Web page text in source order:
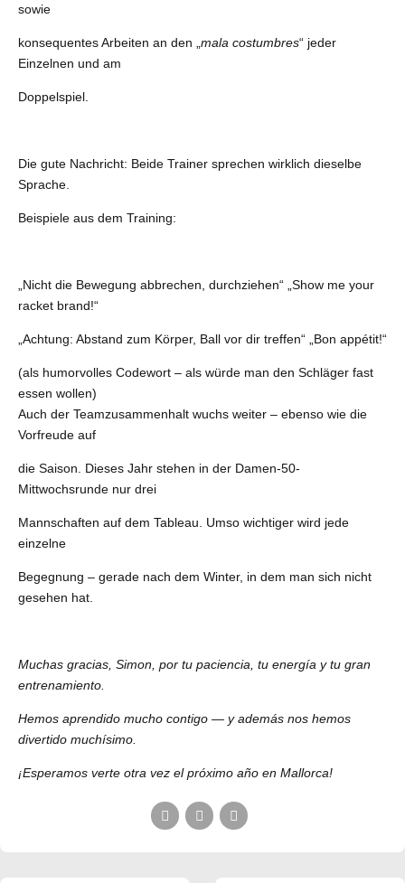
sowie
konsequentes Arbeiten an den „ mala costumbres“ jeder
Einzelnen und am
Doppelspiel.
Die gute Nachricht: Beide Trainer sprechen wirklich dieselbe
Sprache.
Beispiele aus dem Training:
„Nicht die Bewegung abbrechen, durchziehen“ „Show me your
racket brand!“
„Achtung: Abstand zum Körper, Ball vor dir treffen“ „Bon appétit!“
(als humorvolles Codewort – als würde man den Schläger fast
essen wollen)
Auch der Teamzusammenhalt wuchs weiter – ebenso wie die
Vorfreude auf
die Saison. Dieses Jahr stehen in der Damen-50-
Mittwochsrunde nur drei
Mannschaften auf dem Tableau. Umso wichtiger wird jede
einzelne
Begegnung – gerade nach dem Winter, in dem man sich nicht
gesehen hat.
Muchas gracias, Simon, por tu paciencia, tu energía y tu gran
entrenamiento.
Hemos aprendido mucho contigo — y además nos hemos
divertido muchísimo.
¡Esperamos verte otra vez el próximo año en Mallorca!